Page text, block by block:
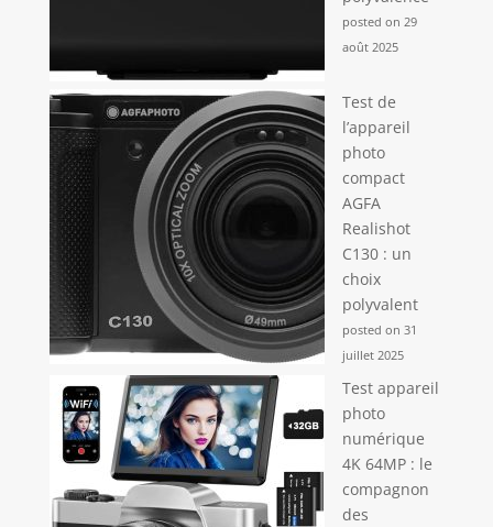
posted on 29
août 2025
Test de
l’appareil
photo
compact
AGFA
Realishot
C130 : un
choix
polyvalent
posted on 31
juillet 2025
Test appareil
photo
numérique
4K 64MP : le
compagnon
des